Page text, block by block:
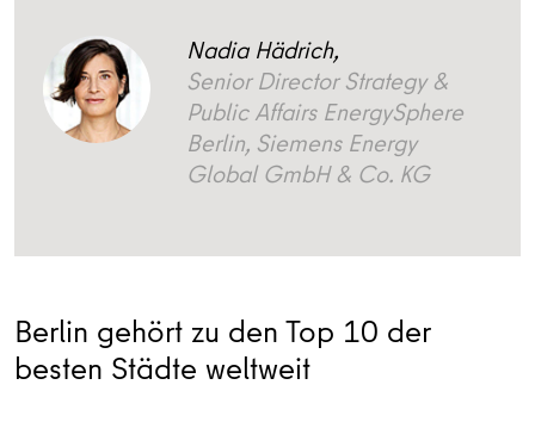
Nadia Hädrich,
Senior Director Strategy &
Public Affairs EnergySphere
Berlin, Siemens Energy
Global GmbH & Co. KG
Berlin gehört zu den Top 10 der
besten Städte weltweit